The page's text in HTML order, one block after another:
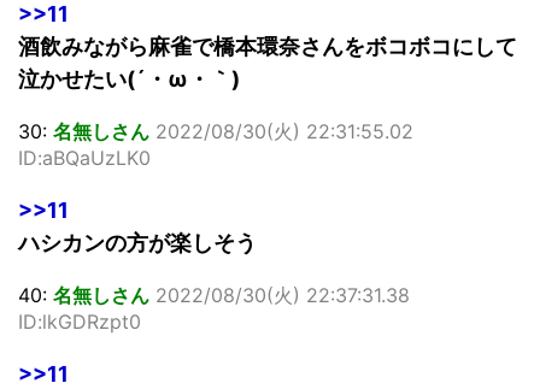
>>11
酒飲みながら麻雀で橋本環奈さんをボコボコにして
泣かせたい(´・ω・｀)
30: 名無しさん 2022/08/30(火) 22:31:55.02
ID:aBQaUzLK0
>>11
ハシカンの方が楽しそう
40: 名無しさん 2022/08/30(火) 22:37:31.38
ID:lkGDRzpt0
>>11